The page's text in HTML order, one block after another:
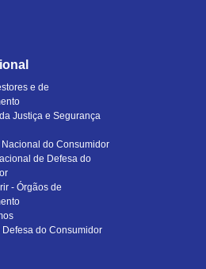
e de
Justiça e Segurança
do Consumidor
de Defesa do
- Órgãos de
do Consumidor